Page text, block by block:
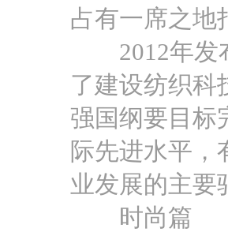
占有一席之地
2012年发布
了建设纺织科
强国纲要目标
际先进水平，
业发展的主要
时尚篇